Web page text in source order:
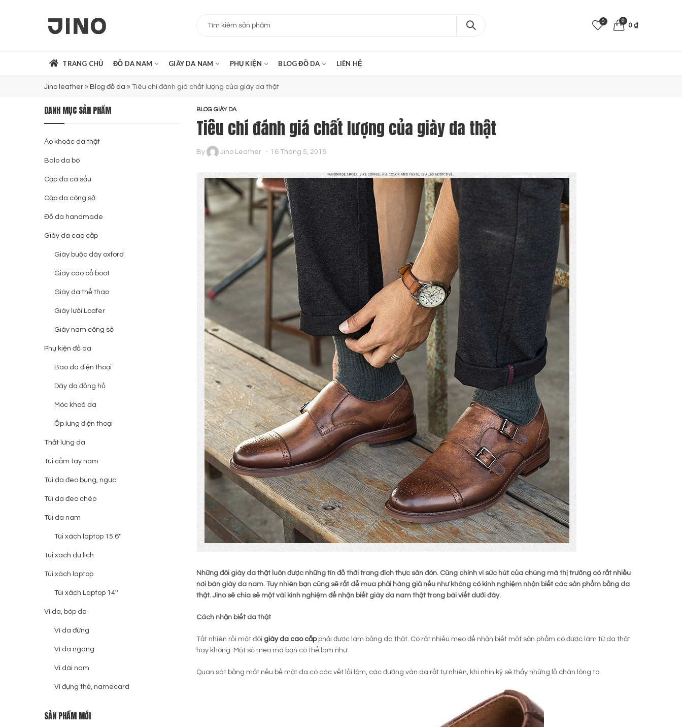
0 0
0 ₫
TRANG CHỦ ĐỒ DA NAM GIÀY DA NAM PHỤ KIỆN BLOG ĐỒ DA LIÊN HỆ
Jino leather » Blog đồ da » Tiêu chí đánh giá chất lượng của giày da thật
BLOG GIÀY DA
Tiêu chí đánh giá chất lượng của giày da thật
By Jino Leather 16 Tháng 5, 2018
Những đôi giày da thật luôn được những tín đồ thời trang đích thực săn đón. Cũng chính vì sức hút của chúng mà thị trường có rất nhiều
nơi bán giày da nam. Tuy nhiên bạn cũng sẽ rất dễ mua phải hàng giả nếu như không có kinh nghiệm nhận biết các sản phẩm bằng da
thật. Jino sẽ chia sẻ một vài kinh nghiệm để nhận biết giày da nam thật trong bài viết dưới đây.
Cách nhận biết da thật
Tất nhiên rồi một đôi giày da cao cấp phải được làm bằng da thật. Có rất nhiều mẹo để nhận biết một sản phẩm có được làm từ da thật
hay không. Một số mẹo mà bạn có thể làm như:
Quan sát bằng mắt nếu bề mặt da có các vết lồi lõm, các đường vân da rất tự nhiên, khi nhìn kỹ sẽ thấy những lỗ chân lông to.
DANH MỤC SẢN PHẨM
Áo khoác da thật
Balo da bò
Cặp da cá sấu
Cặp da công sở
Đồ da handmade
Giày da cao cấp
Giày buộc dây oxford
Giày cao cổ boot
Giày da thể thao
Giày lười Loafer
Giày nam công sở
Phụ kiện đồ da
Bao da điện thoại
Dây da đồng hồ
Móc khoá da
Ốp lưng điện thoại
Thắt lưng da
Túi cầm tay nam
Túi da đeo bụng, ngực
Túi da đeo chéo
Túi da nam
Túi xách laptop 15.6''
Túi xách du lịch
Túi xách laptop
Túi xách Laptop 14''
Ví da, bóp da
Ví da đứng
Ví da ngang
Ví dài nam
Ví đựng thẻ, namecard
SẢN PHẨM MỚI